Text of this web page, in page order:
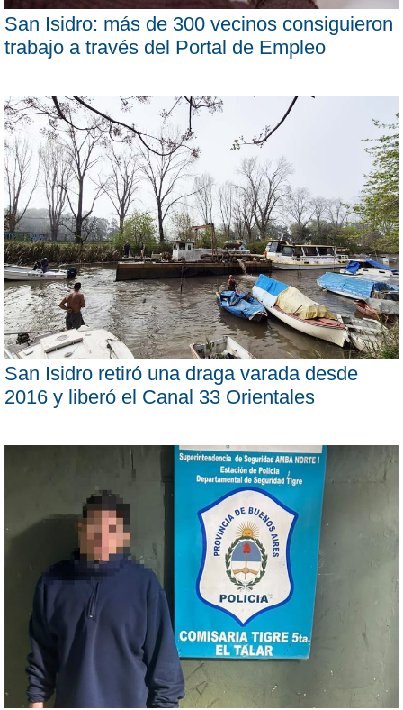
San Isidro: más de 300 vecinos consiguieron
trabajo a través del Portal de Empleo
San Isidro retiró una draga varada desde
2016 y liberó el Canal 33 Orientales